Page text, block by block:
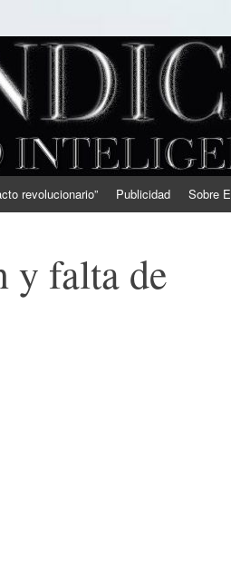
revolucionario” Publicidad Sobre
y falta de